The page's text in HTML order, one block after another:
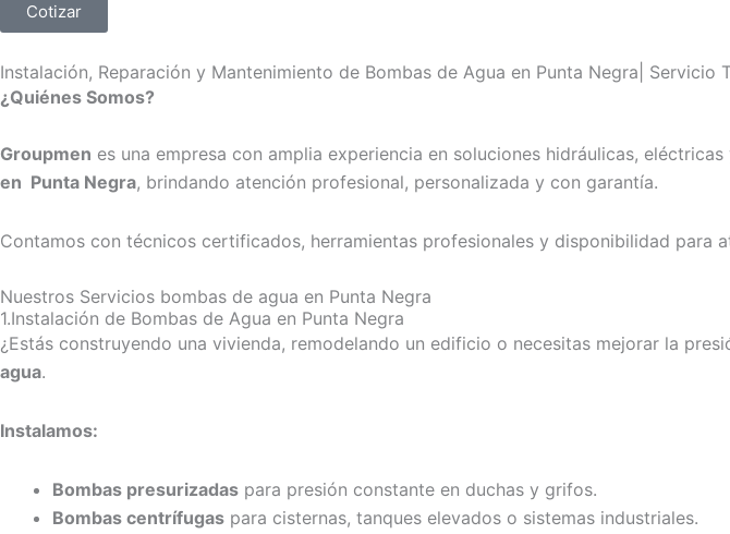
Cotizar
Instalación, Reparación y Mantenimiento de Bombas de Agua en Punta Negra| Servicio
¿Quiénes Somos?
Groupmen es una empresa con amplia experiencia en soluciones hidráulicas,
en Punta Negra, brindando atención profesional, personalizada y con garantía.
Contamos con técnicos certificados, herramientas profesionales y disponibilidad para
Nuestros Servicios bombas de agua en Punta Negra
1.Instalación de Bombas de Agua en Punta Negra
¿Estás construyendo una vivienda, remodelando un edificio o necesitas mejorar la
agua.
Instalamos:
Bombas presurizadas para presión constante en duchas y grifos.
Bombas centrífugas para cisternas, tanques elevados o sistemas industriales.